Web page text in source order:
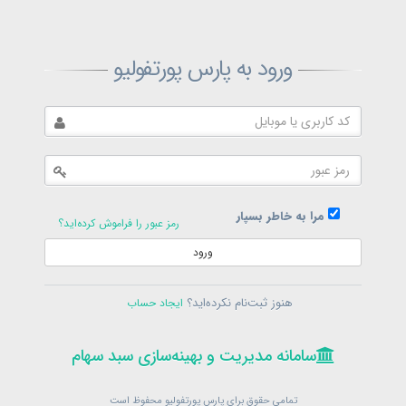
ورود به پارس پورتفولیو
مرا به خاطر بسپار
رمز عبور را فراموش کرده‌اید؟
ورود
هنوز ثبت‌نام نکرده‌اید؟ ایجاد حساب
سامانه مدیریت و بهینه‌سازی سبد سهام
تمامی حقوق برای پارس پورتفولیو محفوظ است
ثبت‌نام پارس پورتفولیو
ثبت‌نام
در حال حاضر عضو هستید؟فرم ورود
سامانه مدیریت و بهینه‌سازی سبد سهام
بازیابی رمز پارس پورتفولیو
در حال حاضر عضو هستید؟
سامانه مدیریت و بهینه‌سازی سبد سهام
تمامی حقوق برای پارس پورتفولیو محفوظ است